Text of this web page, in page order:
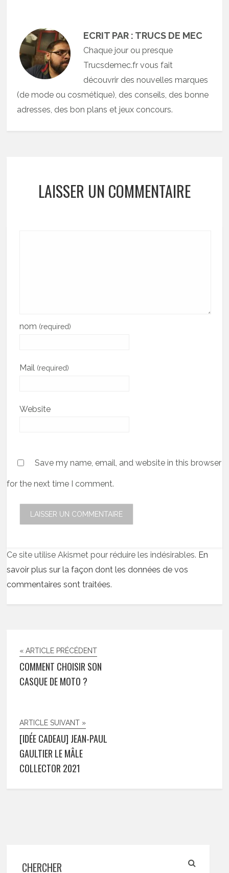
ECRIT PAR : TRUCS DE MEC
Chaque jour ou presque
Trucsdemec.fr vous fait
découvrir des nouvelles marques
(de mode ou cosmétique), des conseils, des bonne
adresses, des bon plans et jeux concours.
LAISSER UN COMMENTAIRE
nom (required)
Mail (required)
Website
Save my name, email, and website in this browser
for the next time I comment.
Ce site utilise Akismet pour réduire les indésirables. En
savoir plus sur la façon dont les données de vos
commentaires sont traitées.
« ARTICLE PRÉCÉDENT
COMMENT CHOISIR SON
CASQUE DE MOTO ?
ARTICLE SUIVANT »
[IDÉE CADEAU] JEAN-PAUL
GAULTIER LE MÂLE
COLLECTOR 2021
CHERCHER